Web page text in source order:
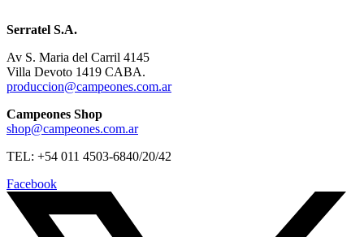
Serratel S.A.
Av S. Maria del Carril 4145
Villa Devoto 1419 CABA.
produccion@campeones.com.ar
Campeones Shop
shop@campeones.com.ar
TEL: +54 011 4503-6840/20/42
Facebook